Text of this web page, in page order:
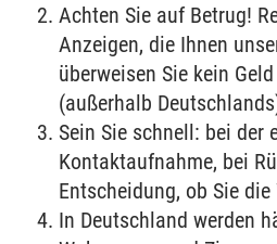
Achten Sie auf Betrug!
Anzeigen, die Ihnen
überweisen Sie kein
(außerhalb
Sein Sie schnell: bei der
Kontaktaufnahme, bei
Entscheidung, ob Sie
In Deutschland werden